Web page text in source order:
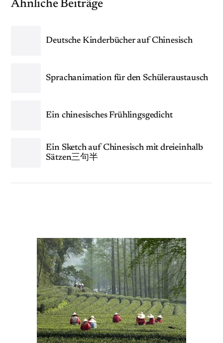
Ähnliche Beiträge
Deutsche Kinderbücher auf Chinesisch
Sprachanimation für den Schüleraustausch
Ein chinesisches Frühlingsgedicht
Ein Sketch auf Chinesisch mit dreieinhalb
Sätzen三句半